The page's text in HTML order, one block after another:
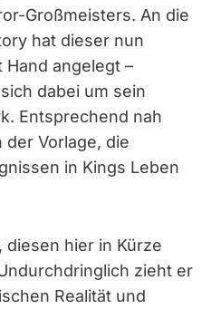
Großmeisters. An die
hat dieser nun
angelegt –
dabei um sein
Entsprechend nah
der Vorlage, die
in Kings Leben
diesen hier in Kürze
zieht er
Realität und